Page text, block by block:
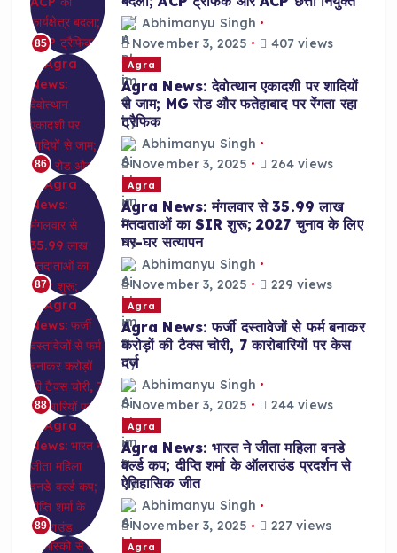
85
Abhimanyu Singh
November 3, 2025
407 views
86
Agra
Agra News: देवोत्थान एकादशी पर शादियों
से जाम; MG रोड और फतेहाबाद पर रेंगता रहा
ट्रैफिक
Abhimanyu Singh
November 3, 2025
264 views
87
Agra
Agra News: मंगलवार से 35.99 लाख
मतदाताओं का SIR शुरू; 2027 चुनाव के लिए
घर-घर सत्यापन
Abhimanyu Singh
November 3, 2025
229 views
88
Agra
Agra News: फर्जी दस्तावेजों से फर्म बनाकर
करोड़ों की टैक्स चोरी, 7 कारोबारियों पर केस
दर्ज
Abhimanyu Singh
November 3, 2025
244 views
89
Agra
Agra News: भारत ने जीता महिला वनडे
वर्ल्ड कप; दीप्ति शर्मा के ऑलराउंड प्रदर्शन से
ऐतिहासिक जीत
Abhimanyu Singh
November 3, 2025
227 views
Agra